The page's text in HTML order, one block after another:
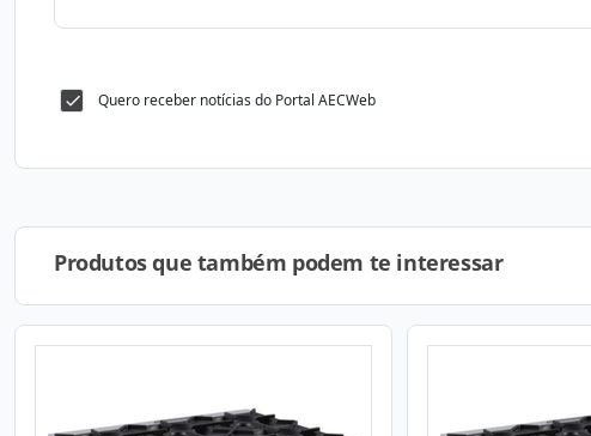
Quero receber notícias do Portal AECWeb
Produtos que também podem te interessar